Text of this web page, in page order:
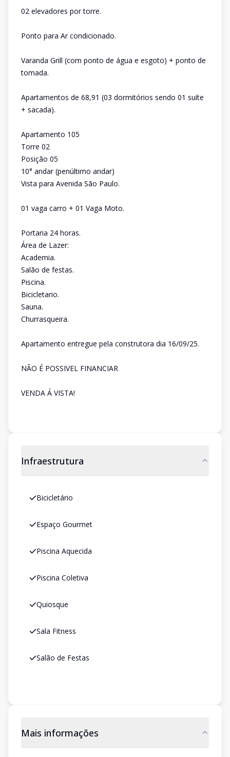
02 elevadores por torre.
Ponto para Ar condicionado.
Varanda Grill (com ponto de água e esgoto) + ponto de
tomada.
Apartamentos de 68,91 (03 dormitórios sendo 01 suíte
+ sacada).
Apartamento 105
Torre 02
Posição 05
10° andar (penúltimo andar)
Vista para Avenida São Paulo.
01 vaga carro + 01 Vaga Moto.
Portaria 24 horas.
Área de Lazer:
Academia.
Salão de festas.
Piscina.
Bicicletario.
Sauna.
Churrasqueira.
Apartamento entregue pela construtora dia 16/09/25.
NÃO É POSSIVEL FINANCIAR
VENDA Á VISTA!
Infraestrutura
Bicicletário
Espaço Gourmet
Piscina Aquecida
Piscina Coletiva
Quiosque
Sala Fitness
Salão de Festas
Mais informações